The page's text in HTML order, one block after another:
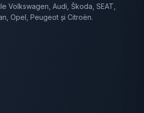
Volkswagen, Audi, Škoda, SEAT,
Opel, Peugeot și Citroën.